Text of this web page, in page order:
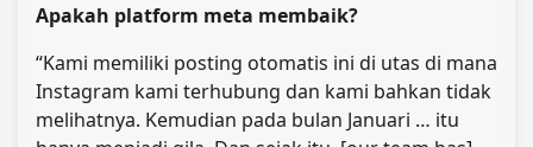
Apakah platform meta membaik?
“Kami memiliki posting otomatis ini di utas di mana
Instagram kami terhubung dan kami bahkan tidak
melihatnya. Kemudian pada bulan Januari … itu